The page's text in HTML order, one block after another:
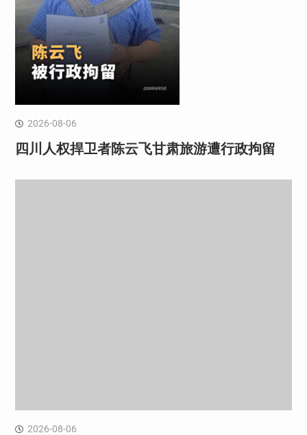
2026-08-06
四川人权捍卫者陈云飞甘肃旅游遭行政拘留
2026-08-06